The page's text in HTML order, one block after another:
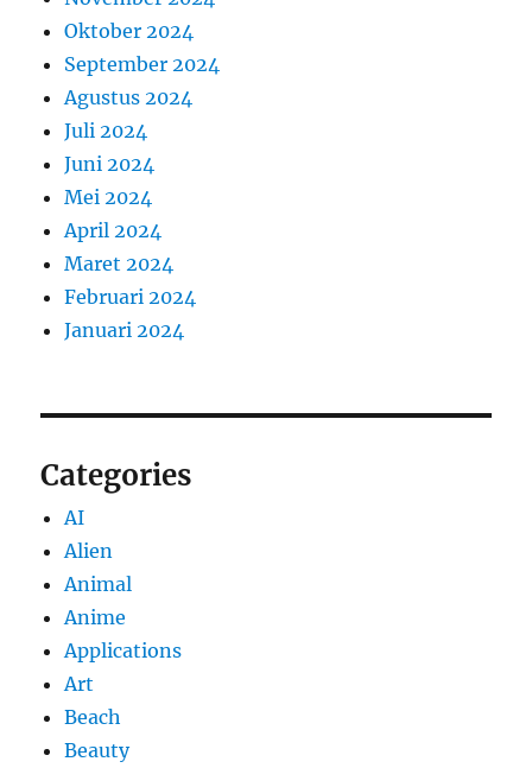
Oktober 2024
September 2024
Agustus 2024
Juli 2024
Juni 2024
Mei 2024
April 2024
Maret 2024
Februari 2024
Januari 2024
Categories
AI
Alien
Animal
Anime
Applications
Art
Beach
Beauty